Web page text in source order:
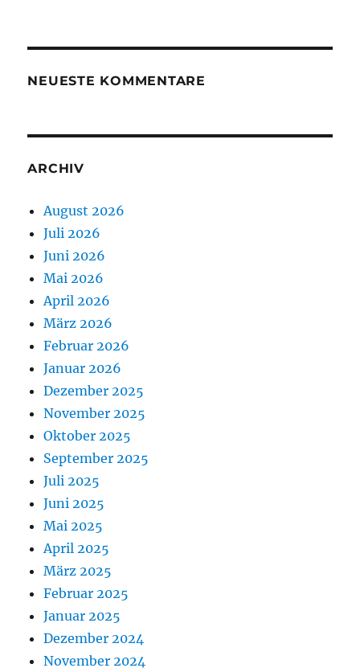
NEUESTE KOMMENTARE
ARCHIV
August 2026
Juli 2026
Juni 2026
Mai 2026
April 2026
März 2026
Februar 2026
Januar 2026
Dezember 2025
November 2025
Oktober 2025
September 2025
Juli 2025
Juni 2025
Mai 2025
April 2025
März 2025
Februar 2025
Januar 2025
Dezember 2024
November 2024